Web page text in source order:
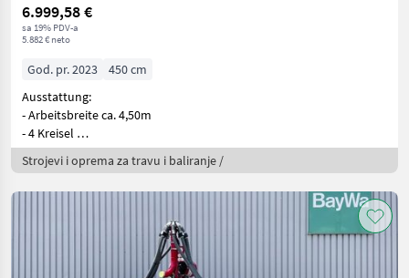
6.999,58 €
sa 19% PDV-a
5.882 € neto
God. pr. 2023
450 cm
Ausstattung:
- Arbeitsbreite ca. 4,50m
- 4 Kreisel
- 6 Zinkenarme
Strojevi i oprema za travu i baliranje /